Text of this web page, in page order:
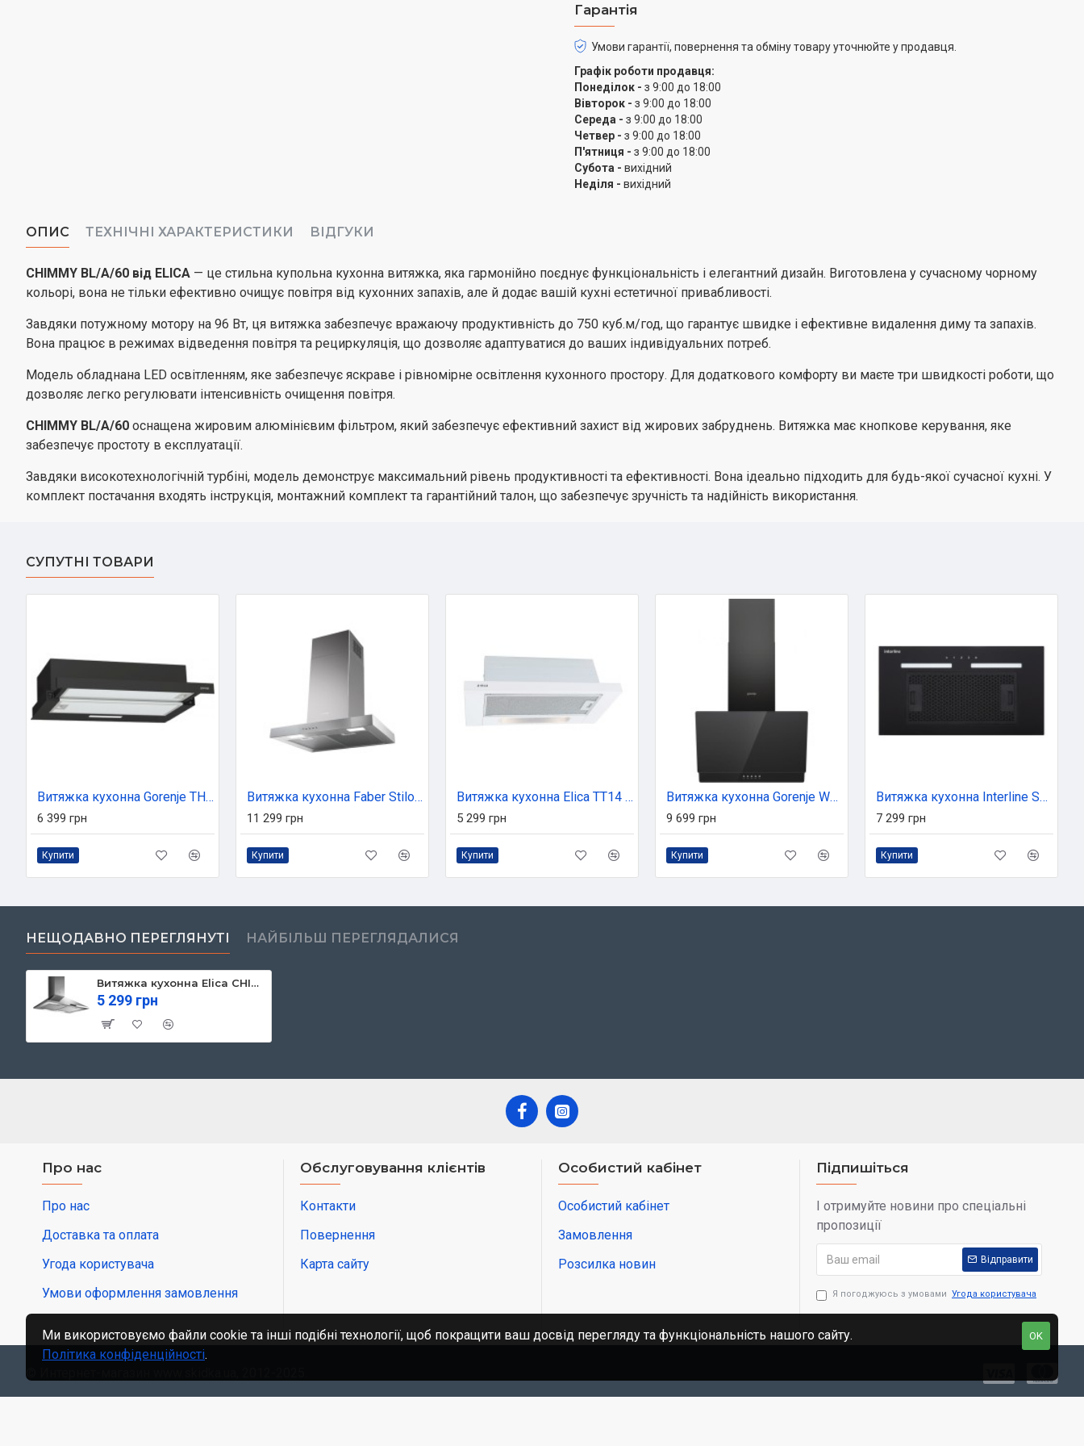
Гарантія
Умови гарантії, повернення та обміну товару уточнюйте у продавця.
Графік роботи продавця:
Понеділок - з 9:00 до 18:00
Вівторок - з 9:00 до 18:00
Середа - з 9:00 до 18:00
Четвер - з 9:00 до 18:00
П'ятниця - з 9:00 до 18:00
Субота - вихідний
Неділя - вихідний
ОПИС ТЕХНІЧНІ ХАРАКТЕРИСТИКИ ВІДГУКИ
CHIMMY BL/A/60 від ELICA — це стильна купольна кухонна витяжка, яка гармонійно поєднує функціональність і елегантний дизайн. Виготовлена у сучасному чорному
кольорі, вона не тільки ефективно очищує повітря від кухонних запахів, але й додає вашій кухні естетичної привабливості.
Завдяки потужному мотору на 96 Вт, ця витяжка забезпечує вражаючу продуктивність до 750 куб.м/год, що гарантує швидке і ефективне видалення диму та запахів.
Вона працює в режимах відведення повітря та рециркуляція, що дозволяє адаптуватися до ваших індивідуальних потреб.
Модель обладнана LED освітленням, яке забезпечує яскраве і рівномірне освітлення кухонного простору. Для додаткового комфорту ви маєте три швидкості роботи, що
дозволяє легко регулювати інтенсивність очищення повітря.
CHIMMY BL/A/60 оснащена жировим алюмінієвим фільтром, який забезпечує ефективний захист від жирових забруднень. Витяжка має кнопкове керування, яке
забезпечує простоту в експлуатації.
Завдяки високотехнологічній турбіні, модель демонструє максимальний рівень продуктивності та ефективності. Вона ідеально підходить для будь-якої сучасної кухні. У
комплект постачання входять інструкція, монтажний комплект та гарантійний талон, що забезпечує зручність та надійність використання.
СУПУТНІ ТОВАРИ
Витяжка кухонна Gorenje TH60E3B
6 399 грн
Купити
Витяжка кухонна Faber Stilo Smart X A60, нерж (325.0615.633)
11 299 грн
Купити
Витяжка кухонна Elica TT14 LUX WH/A/60
5 299 грн
Купити
Витяжка кухонна Gorenje WHI629EB
9 699 грн
Купити
Витяжка кухонна Interline SWAY BL A/60 GL/S
7 299 грн
Купити
НЕЩОДАВНО ПЕРЕГЛЯНУТІ НАЙБІЛЬШ ПЕРЕГЛЯДАЛИСЯ
Витяжка кухонна Elica CHIMMY PB IX/A/60
5 299 грн
Про нас
Про нас
Доставка та оплата
Угода користувача
Умови оформлення замовлення
Обслуговування клієнтів
Контакти
Повернення
Карта сайту
Особистий кабінет
Особистий кабінет
Замовлення
Розсилка новин
Підпишіться
І отримуйте новини про спеціальні
пропозиції
Відправити
Я погоджуюсь з умовами Угода користувача
OK
Ми використовуємо файли cookie та інші подібні технології, щоб покращити ваш досвід перегляду та функціональність нашого сайту.
Політика конфіденційності.